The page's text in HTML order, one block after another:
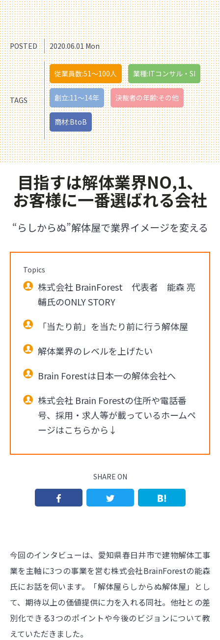
POSTED 2020.06.01 Mon
TAGS
従業員数:51〜100人 業種:ITコンサル・SI
創立:11〜14年 決裁者の年齢:その他
商材:BtoB
目指すは解体業界NO,1、
お客様に一番選ばれる会社
“らしからぬ”解体屋で業界イメージを変える
Topics
株式会社 BrainForest 代表者 能森 亮
輔氏のONLY STORY
「当たり前」を当たり前に行う解体屋
解体業界のレベルを上げたい
Brain Forestは日本一の解体会社へ
株式会社 Brain Forestの住所や電話番
号、採用・求人等が載っているホームペ
ージはこちらから↓
SHARE ON
今回のインタビューは、愛知県春日井市で建物解体工事
業を主軸に3つの事業を営む株式会社BrainForestの能森
氏にお話を伺います。「解体屋らしからぬ解体屋」とし
て、期待以上の価値提供に力を入れる同社。他社との差
別化できる3つのポイントや今後のビジョンについて教
えていただきました。